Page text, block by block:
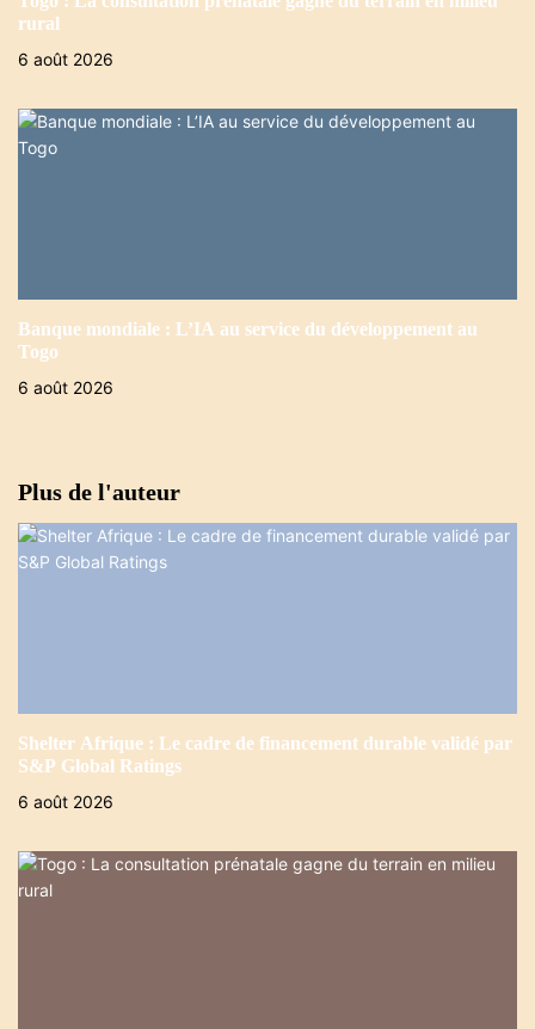
rural
6 août 2026
Banque mondiale : L’IA au service du développement au
Togo
6 août 2026
Plus de l'auteur
Shelter Afrique : Le cadre de financement durable validé par
S&P Global Ratings
6 août 2026